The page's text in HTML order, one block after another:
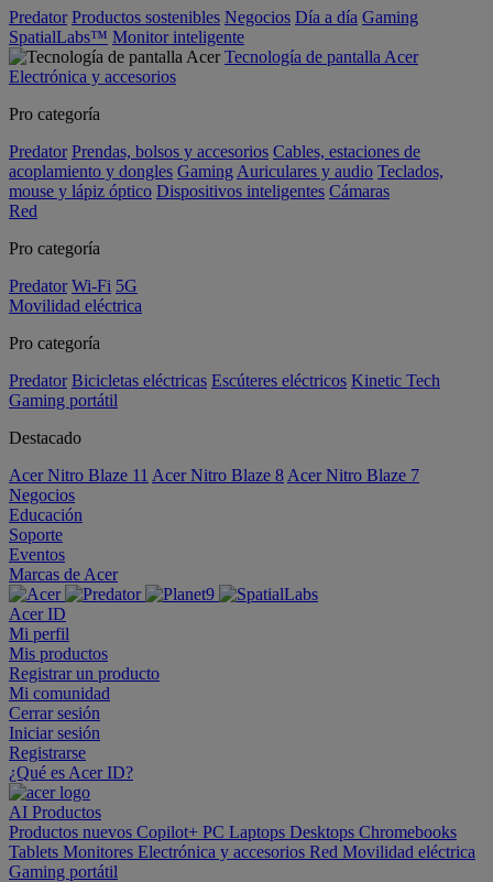
Predator Productos sostenibles Negocios Día a día Gaming
SpatialLabs™ Monitor inteligente
Tecnología de pantalla Acer
Electrónica y accesorios
Pro categoría
Predator Prendas, bolsos y accesorios Cables, estaciones de
acoplamiento y dongles Gaming Auriculares y audio Teclados,
mouse y lápiz óptico Dispositivos inteligentes Cámaras
Red
Pro categoría
Predator Wi-Fi 5G
Movilidad eléctrica
Pro categoría
Predator Bicicletas eléctricas Escúteres eléctricos Kinetic Tech
Gaming portátil
Destacado
Acer Nitro Blaze 11 Acer Nitro Blaze 8 Acer Nitro Blaze 7
Negocios
Educación
Soporte
Eventos
Marcas de Acer
Acer ID
Mi perfil
Mis productos
Registrar un producto
Mi comunidad
Cerrar sesión
Iniciar sesión
Registrarse
¿Qué es Acer ID?
AI Productos
Productos nuevos Copilot+ PC Laptops Desktops Chromebooks
Tablets Monitores Electrónica y accesorios Red Movilidad eléctrica
Gaming portátil